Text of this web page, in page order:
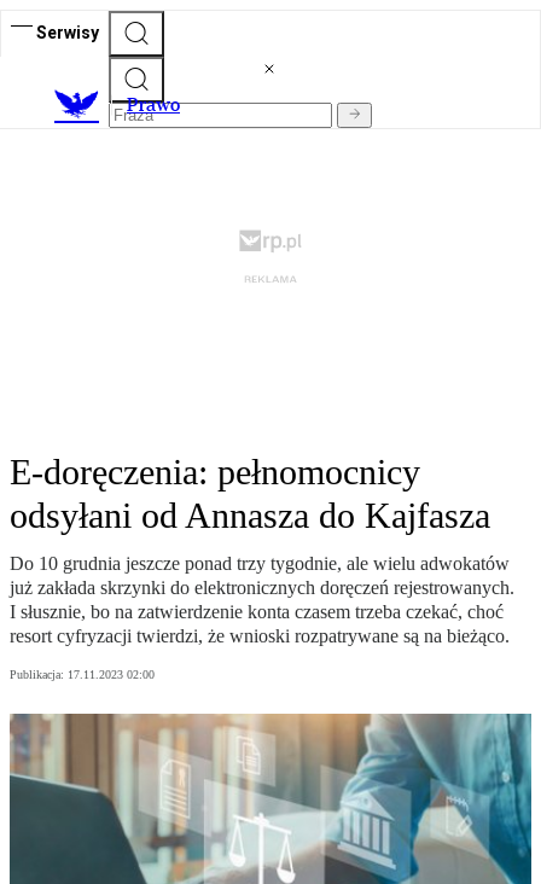
Serwisy
Prawo
E-doręczenia: pełnomocnicy
odsyłani od Annasza do Kajfasza
Do 10 grudnia jeszcze ponad trzy tygodnie, ale wielu adwokatów
już zakłada skrzynki do elektronicznych doręczeń rejestrowanych.
I słusznie, bo na zatwierdzenie konta czasem trzeba czekać, choć
resort cyfryzacji twierdzi, że wnioski rozpatrywane są na bieżąco.
Publikacja: 17.11.2023 02:00